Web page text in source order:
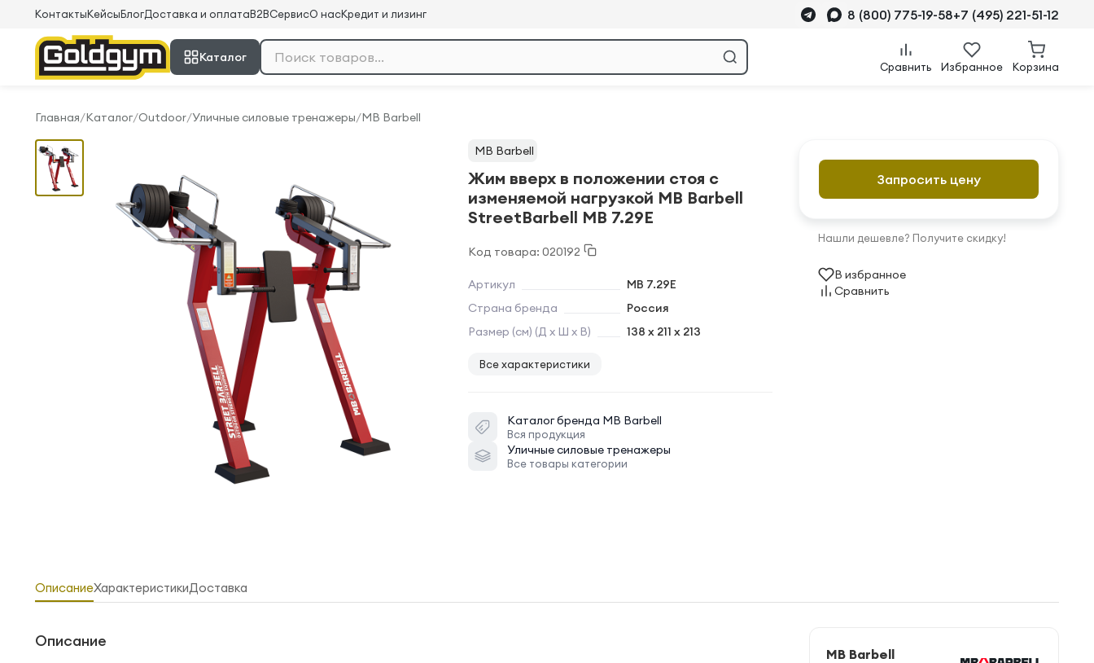
КонтактыКейсыБлогДоставка и оплатаB2BСервисО насКредит и лизинг 8 (800) 775-19-58+7 (495) 221-51-12
Каталог
Сравнить Избранное Корзина
Главная/Каталог/Outdoor/Уличные силовые тренажеры/MB Barbell
MB Barbell
Жим вверх в положении стоя с
изменяемой нагрузкой MB Barbell
StreetBarbell MB 7.29E
Код товара: 020192
Артикул
MB 7.29E
Страна бренда
Россия
Размер (см) (Д х Ш х В)
138 x 211 x 213
Все характеристики
Каталог бренда MB Barbell
Вся продукция
Уличные силовые тренажеры
Все товары категории
Запросить цену
Нашли дешевле? Получите скидку!
В избранное
Сравнить
ОписаниеХарактеристикиДоставка
Описание
MB Barbell